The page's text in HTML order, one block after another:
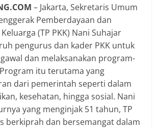
– Jakarta, Sekretaris Umum
Pemberdayaan dan
(TP PKK) Nani Suhajar
pengurus dan kader PKK untuk
dan melaksanakan program-
itu terutama yang
dari pemerintah seperti dalam
kesehatan, hingga sosial. Nani
yang menginjak 51 tahun, TP
berkiprah dan bersemangat dalam